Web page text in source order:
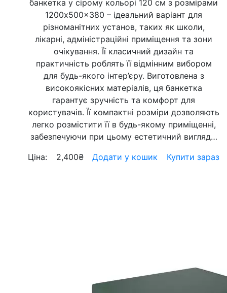
банкетка у сірому кольорі 120 см з розмірами
1200x500x380 – ідеальний варіант для
різноманітних установ, таких як школи,
лікарні, адміністраційні приміщення та зони
очікування. Її класичний дизайн та
практичність роблять її відмінним вибором
для будь-якого інтер’єру. Виготовлена з
високоякісних матеріалів, ця банкетка
гарантує зручність та комфорт для
користувачів. Її компактні розміри дозволяють
легко розмістити її в будь-якому приміщенні,
забезпечуючи при цьому естетичний вигляд…
Ціна:
2,400₴ Додати у кошик Купити зараз